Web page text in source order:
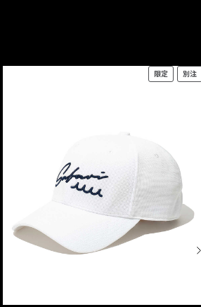
限定 別注